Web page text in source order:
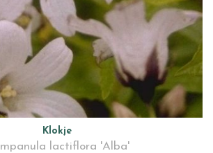
Klokje
lactiflora 'Alba'